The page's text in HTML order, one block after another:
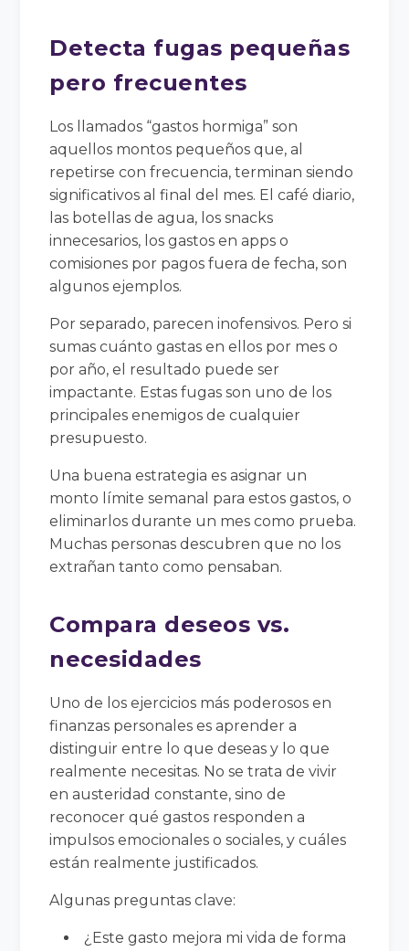
Detecta fugas pequeñas
pero frecuentes
Los llamados “gastos hormiga” son
aquellos montos pequeños que, al
repetirse con frecuencia, terminan siendo
significativos al final del mes. El café diario,
las botellas de agua, los snacks
innecesarios, los gastos en apps o
comisiones por pagos fuera de fecha, son
algunos ejemplos.
Por separado, parecen inofensivos. Pero si
sumas cuánto gastas en ellos por mes o
por año, el resultado puede ser
impactante. Estas fugas son uno de los
principales enemigos de cualquier
presupuesto.
Una buena estrategia es asignar un
monto límite semanal para estos gastos, o
eliminarlos durante un mes como prueba.
Muchas personas descubren que no los
extrañan tanto como pensaban.
Compara deseos vs.
necesidades
Uno de los ejercicios más poderosos en
finanzas personales es aprender a
distinguir entre lo que deseas y lo que
realmente necesitas. No se trata de vivir
en austeridad constante, sino de
reconocer qué gastos responden a
impulsos emocionales o sociales, y cuáles
están realmente justificados.
Algunas preguntas clave:
¿Este gasto mejora mi vida de forma